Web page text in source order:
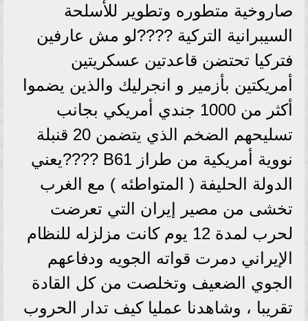
صاروخية متطوره وتطوير للأسلحة
السيبرانية التركية ????لو مش عارفين
فتركيا تحتضن قاعدتين عسكريتين
أمريكتين بأزمير و انجرليك والذين يضموا
أكثر من 1000 جندي أمريكي بجانب
تسليحهم الضخم الذي يتضمن 20 قنبلة
نووية أمريكية من طراز B61 ????يعني
الدولة الحليفة ( المتواطئه ) مع الغرب
تخشى من مصير إيران التي تعرضت
لحرب لمدة 12 يوم كانت مزلزله للنظام
الإيراني دمرت قواته الجويه ودفاعهم
الجوي الضعيف وتخلصت من كل القادة
تقريبا ، وشاهدنا عمليا كيف تدار الحروب